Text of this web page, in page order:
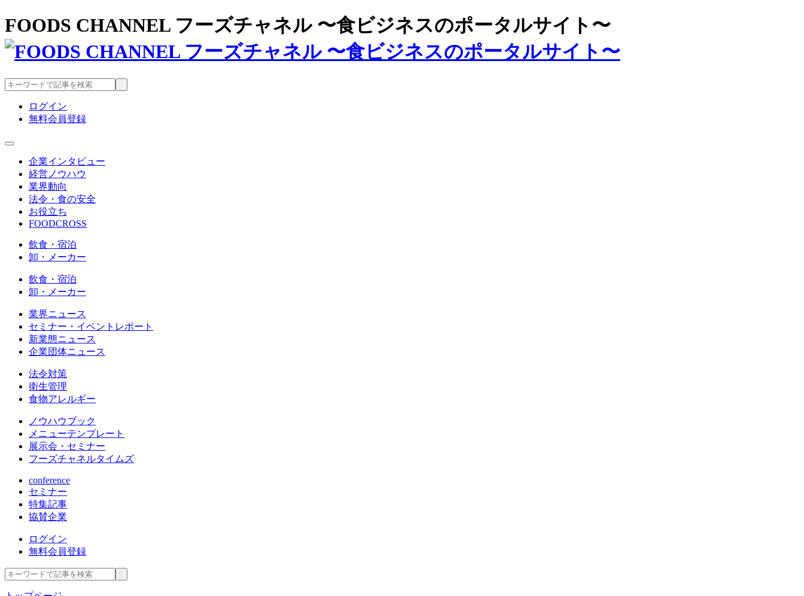
FOODS CHANNEL フーズチャネル 〜食ビジネスのポータルサイト〜
ログイン
無料会員登録
企業インタビュー
経営ノウハウ
業界動向
法令・食の安全
お役立ち
FOODCROSS
飲食・宿泊
卸・メーカー
飲食・宿泊
卸・メーカー
業界ニュース
セミナー・イベントレポート
新業態ニュース
企業団体ニュース
法令対策
衛生管理
食物アレルギー
ノウハウブック
メニューテンプレート
展示会・セミナー
フーズチャネルタイムズ
conference
セミナー
特集記事
協賛企業
ログイン
無料会員登録